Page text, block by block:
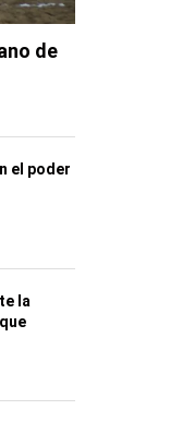
de
el poder
la